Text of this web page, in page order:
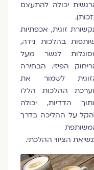
יכולה להתעצם
זוגית, אכפתיות
בהלכות נידה,
לגשר מעל
הפיזי. הבחירה
לשמור את
ההלכות הללו
הדדיות, יכולה
על ההליכה בדרך
הציווי ההלכתי.